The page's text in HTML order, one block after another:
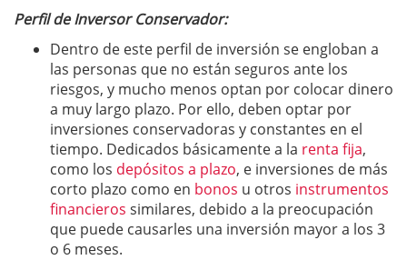
Perfil de Inversor Conservador:
Dentro de este perfil de inversión se engloban a
las personas que no están seguros ante los
riesgos, y mucho menos optan por colocar dinero
a muy largo plazo. Por ello, deben optar por
inversiones conservadoras y constantes en el
tiempo. Dedicados básicamente a la renta fija,
como los depósitos a plazo, e inversiones de más
corto plazo como en bonos u otros instrumentos
financieros similares, debido a la preocupación
que puede causarles una inversión mayor a los 3
o 6 meses.